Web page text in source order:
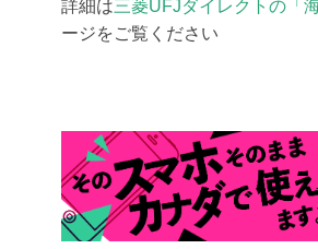
詳細は三菱UFJダイレクトの「
ージをご覧ください